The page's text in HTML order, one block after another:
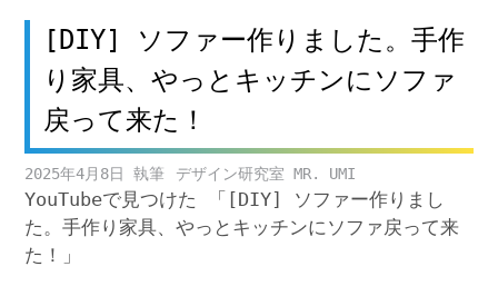
[DIY] ソファー作りました。手作
り家具、やっとキッチンにソファ
戻って来た！
2025年4月8日 デザイン研究室 MR. UMI
YouTubeで見つけた 「[DIY] ソファー作りまし
た。手作り家具、やっとキッチンにソファ戻って来
た！」